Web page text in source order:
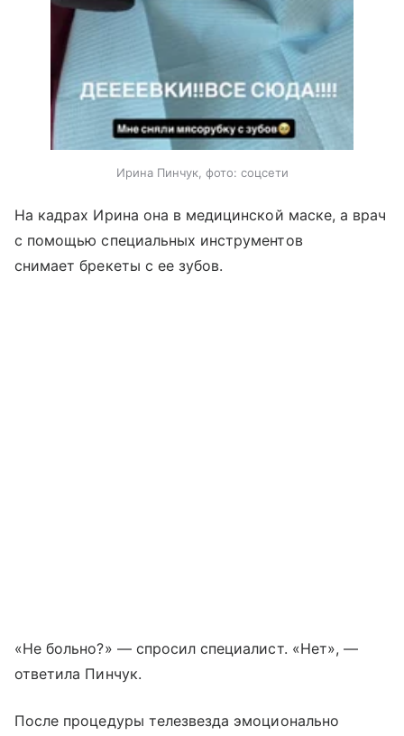
Ирина Пинчук, фото: соцсети
На кадрах Ирина она в медицинской маске, а врач
с помощью специальных инструментов
снимает брекеты с ее зубов.
«Не больно?» — спросил специалист. «Нет», —
ответила Пинчук.
После процедуры телезвезда эмоционально